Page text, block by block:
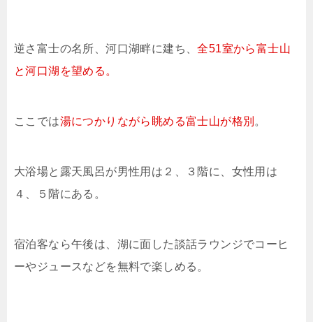
逆さ富士の名所、河口湖畔に建ち、全51室から富士山
と河口湖を望める。
ここでは湯につかりながら眺める富士山が格別 。
大浴場と露天風呂が男性用は２、３階に、女性用は
４、５階にある。
宿泊客なら午後は、湖に面した談話ラウンジでコーヒ
ーやジュースなどを無料で楽しめる。